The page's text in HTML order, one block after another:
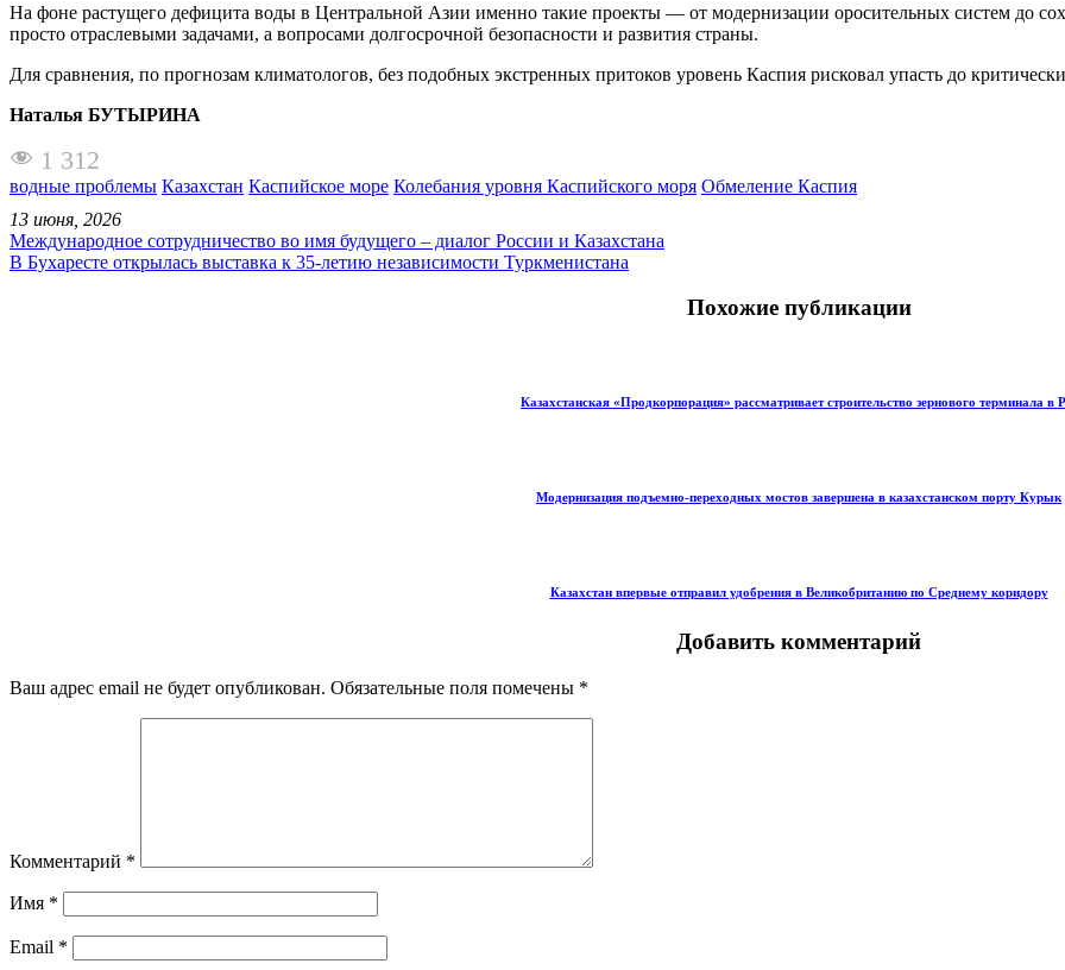
На фоне растущего дефицита воды в Центральной Азии именно такие проекты — от модернизации оросительных систем до
просто отраслевыми задачами, а вопросами долгосрочной безопасности и развития страны.
Для сравнения, по прогнозам климатологов, без подобных экстренных притоков уровень Каспия рисковал упасть до
Наталья БУТЫРИНА
1 312
водные проблемы Казахстан Каспийское море Колебания уровня Каспийского моря Обмеление Каспия
13 июня, 2026
Международное сотрудничество во имя будущего – диалог России и Казахстана
В Бухаресте открылась выставка к 35-летию независимости Туркменистана
Похожие публикации
Казахстанская «Продкорпорация» рассматривает строительство зернового терминала в
Модернизация подъемно-переходных мостов завершена в казахстанском порту Курык
Казахстан впервые отправил удобрения в Великобританию по Среднему коридору
Добавить комментарий
Ваш адрес email не будет опубликован. Обязательные поля помечены *
Комментарий *
Имя *
Email *